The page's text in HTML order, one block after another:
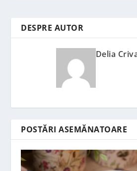
DESPRE AUTOR
Delia
POSTĂRI ASEMĂNATOARE